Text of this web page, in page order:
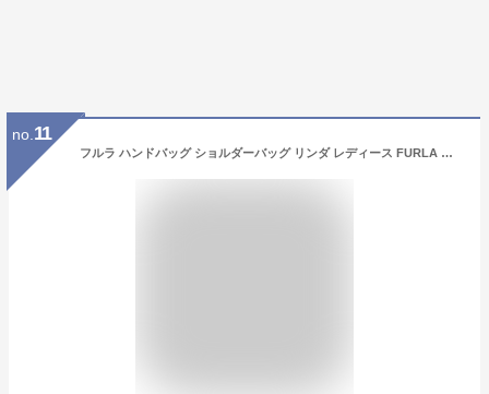
no. 11
フルラ ハンドバッグ ショルダーバッグ リンダ レディース FURLA WB01286 ARE000 LINDA M SATCHEL ミディアムサッチェル